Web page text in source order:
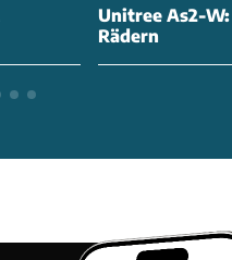
Unitree As2-
Rädern